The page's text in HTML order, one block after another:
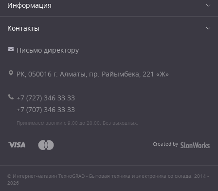
Информация
Контакты
Письмо директору
РК, 050016 г. Алматы, пр. Райымбека, 221 «Ж»
+7 (727) 346 33 33
+7 (707) 346 33 33
Принимаем звонки с 9.00 до 20.00. Без выходных.
Created by
© Интернет-магазин ТехноGRAD - Бытовая техника и электроника со склада. 2014 -
2026